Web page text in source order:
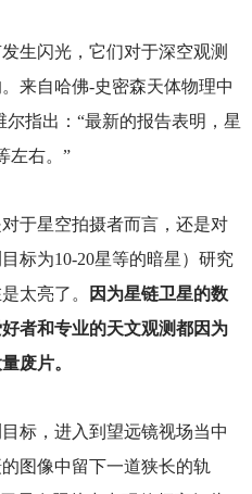
生闪光，它们对于深空观测
来自哈佛-史密森天体物理中
指出：“最新的报告表明，星
左右。”
于星空拍摄者而言，还是对
标为10-20星等的暗星）研究
太亮了。
因为星链卫星的数
者和专业的天文观测都因为
废片。
标，进入到望远镜视场当中
图像中留下一道狭长的轨